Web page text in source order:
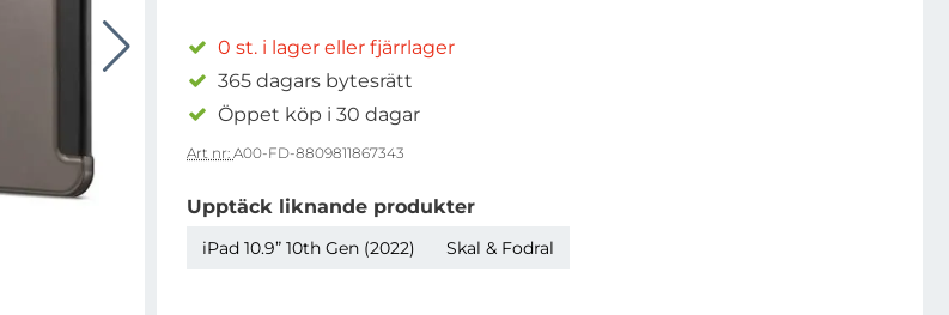
0 st. i lager eller fjärrlager
365 dagars bytesrätt
Öppet köp i 30 dagar
Art nr: A00-FD-8809811867343
Upptäck liknande produkter
iPad 10.9” 10th Gen (2022) Skal & Fodral